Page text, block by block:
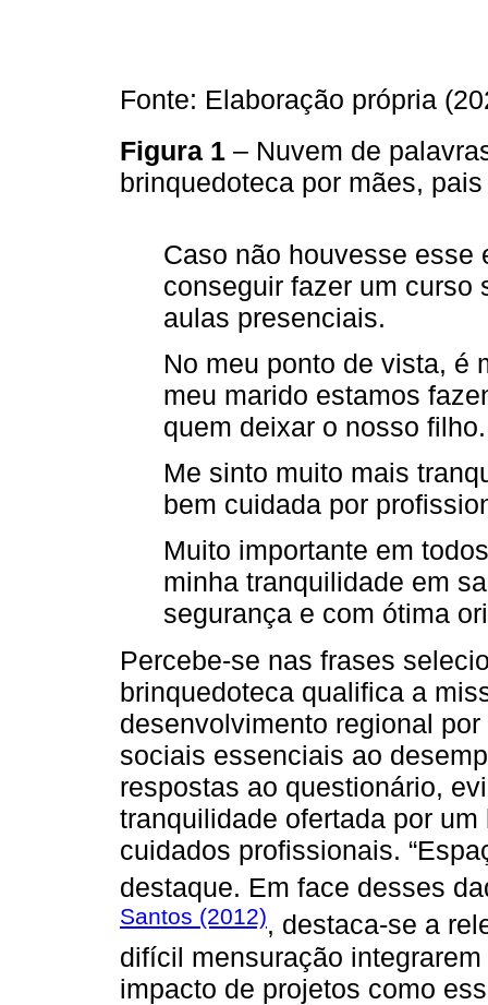
Fonte: Elaboração própria
Figura 1 – Nuvem de
brinquedoteca por mães,
Caso não houvesse
conseguir fazer um curso
aulas presenciais.
No meu ponto de vista, é
meu marido estamos
quem deixar o nosso filho.
Me sinto muito mais
bem cuidada por
Muito importante em
minha tranquilidade em
segurança e com ótima
Percebe-se nas frases
brinquedoteca qualifica a
desenvolvimento regional
sociais essenciais ao
respostas ao questionário,
tranquilidade ofertada por
cuidados profissionais.
destaque. Em face desses
Santos (2012), destaca-se a
difícil mensuração
impacto de projetos como